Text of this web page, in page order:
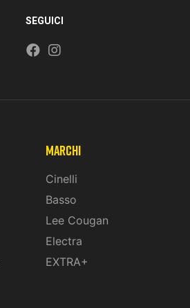
SEGUICI
marchi
Cinelli
Basso
Lee Cougan
Electra
EXTRA+